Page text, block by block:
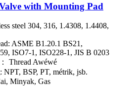
with Mounting Pad
steel 304, 316, 1.4308, 1.4408,
ASME B1.20.1 BS21,
ISO7-1, ISO228-1, JIS B 0203
Thread Awéwé
NPT, BSP, PT, métrik, jsb.
Minyak, Gas